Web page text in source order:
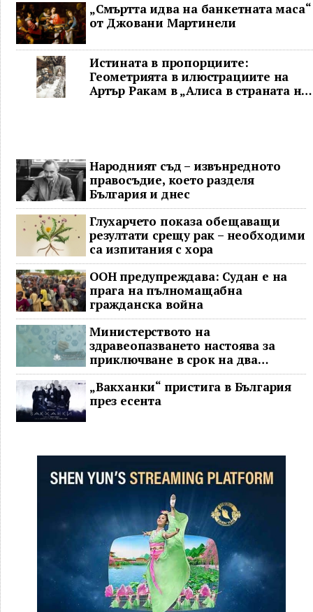
„Смъртта идва на банкетната маса“
от Джовани Мартинели
Истината в пропорциите:
Геометрията в илюстрациите на
Артър Ракам в „Алиса в страната на
Народният съд – извънредното
правосъдие, което разделя
България и днес
Глухарчето показа обещаващи
резултати срещу рак – необходими
са изпитания с хора
ООН предупреждава: Судан е на
прага на пълномащабна
гражданска война
Министерството на
здравеопазването настоява за
приключване в срок на два
ключови строителни проекта
„Вакханки“ пристига в България
през есента